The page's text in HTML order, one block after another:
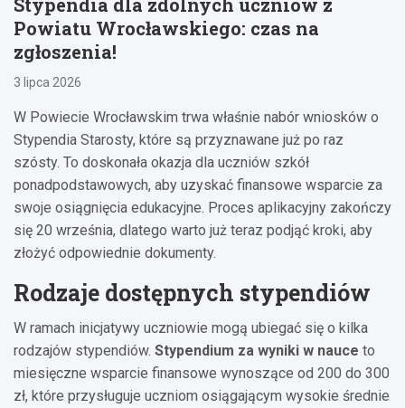
Powiatu Wrocławskiego: czas na
zgłoszenia!
3 lipca 2026
W Powiecie Wrocławskim trwa właśnie nabór wniosków o
Stypendia Starosty, które są przyznawane już po raz
szósty. To doskonała okazja dla uczniów szkół
ponadpodstawowych, aby uzyskać finansowe wsparcie za
swoje osiągnięcia edukacyjne. Proces aplikacyjny zakończy
się 20 września, dlatego warto już teraz podjąć kroki, aby
złożyć odpowiednie dokumenty.
Rodzaje dostępnych stypendiów
W ramach inicjatywy uczniowie mogą ubiegać się o kilka
rodzajów stypendiów. Stypendium za wyniki w nauce to
miesięczne wsparcie finansowe wynoszące od 200 do 300
zł, które przysługuje uczniom osiągającym wysokie średnie